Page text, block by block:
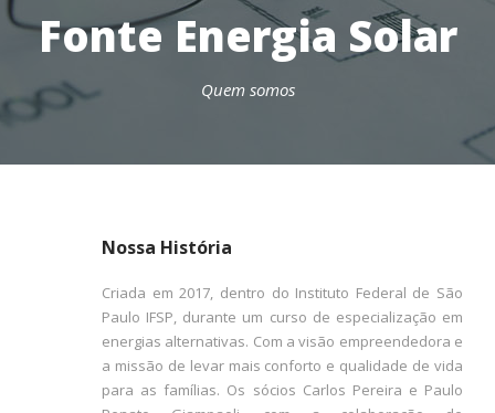
Fonte Energia Solar
Quem somos
Nossa História
Criada em 2017, dentro do Instituto Federal de São
Paulo IFSP, durante um curso de especialização em
energias alternativas. Com a visão empreendedora e
a missão de levar mais conforto e qualidade de vida
para as famílias. Os sócios Carlos Pereira e Paulo